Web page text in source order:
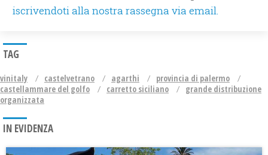
iscrivendoti alla nostra rassegna via email.
TAG
vinitaly castelvetrano agarthi
provincia di palermo
castellammare del golfo
carretto siciliano
grande distribuzione
organizzata
IN EVIDENZA